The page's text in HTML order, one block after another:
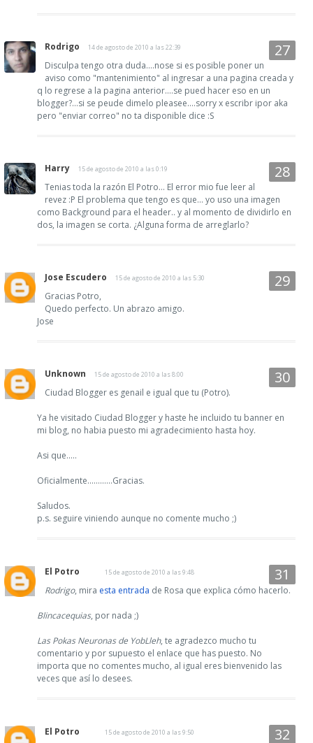
Rodrigo 14 de agosto de 2010 a las 22:39
Disculpa tengo otra duda....nose si es posible poner un
aviso como "mantenimiento" al ingresar a una pagina creada y
q lo regrese a la pagina anterior....se pued hacer eso en un
blogger?...si se peude dimelo pleasee....sorry x escribr ipor aka
pero "enviar correo" no ta disponible dice :S
Harry 15 de agosto de 2010 a las 0:19
Tenias toda la razón El Potro... El error mio fue leer al
revez :P El problema que tengo es que... yo uso una imagen
como Background para el header.. y al momento de dividirlo en
dos, la imagen se corta. ¿Alguna forma de arreglarlo?
Jose Escudero 15 de agosto de 2010 a las 5:30
Gracias Potro,
Quedo perfecto. Un abrazo amigo.
Jose
Unknown 15 de agosto de 2010 a las 8:00
Ciudad Blogger es genail e igual que tu (Potro).
Ya he visitado Ciudad Blogger y haste he incluido tu banner en
mi blog, no habia puesto mi agradecimiento hasta hoy.
Asi que.....
Oficialmente............Gracias.
Saludos.
p.s. seguire viniendo aunque no comente mucho ;)
El Potro 15 de agosto de 2010 a las 9:48
Rodrigo, mira esta entrada de Rosa que explica cómo hacerlo.
Blincacequias, por nada ;)
Las Pokas Neuronas de YobLleh, te agradezco mucho tu
comentario y por supuesto el enlace que has puesto. No
importa que no comentes mucho, al igual eres bienvenido las
veces que así lo desees.
El Potro 15 de agosto de 2010 a las 9:50